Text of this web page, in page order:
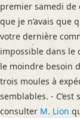
premier samedi de
que je n’avais que
votre dernière
impossible dans le
le moindre besoin
trois moules à
semblables. - C’est
consulter M. Lion